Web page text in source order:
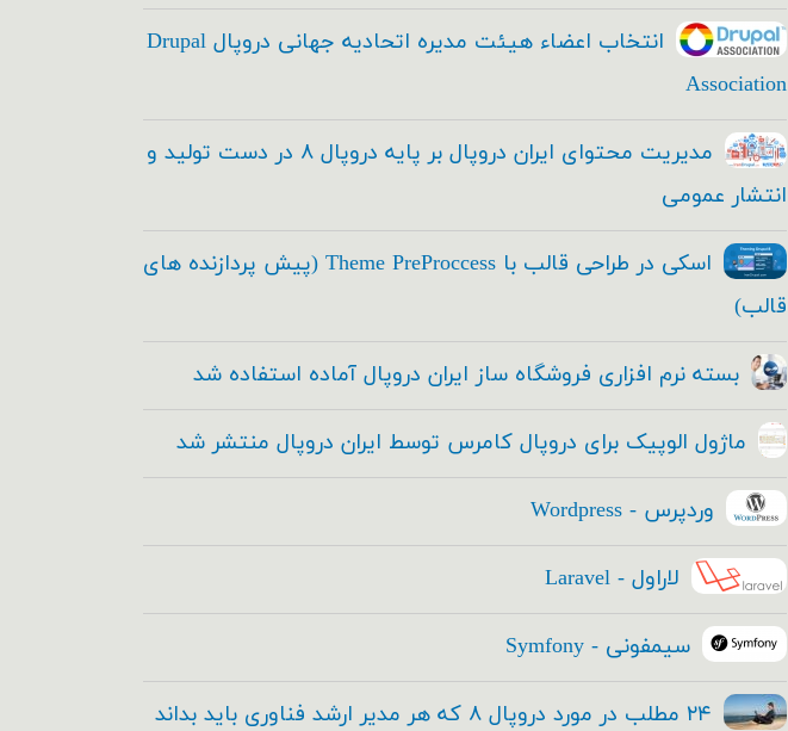
انتخاب اعضاء هیئت مدیره اتحادیه جهانی دروپال Drupal
Association
مدیریت محتوای ایران دروپال بر پایه دروپال ۸ در دست تولید و
انتشار عمومی
اسکی در طراحی قالب با Theme PreProccess (پیش پردازنده های
قالب)
بسته نرم افزاری فروشگاه ساز ایران دروپال آماده استفاده شد
ماژول الوپیک برای دروپال کامرس توسط ایران دروپال منتشر شد
وردپرس - Wordpress
لاراول - Laravel
سیمفونی - Symfony
۲۴ مطلب در مورد دروپال ۸ که هر مدیر ارشد فناوری باید بداند